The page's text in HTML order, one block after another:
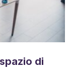
di